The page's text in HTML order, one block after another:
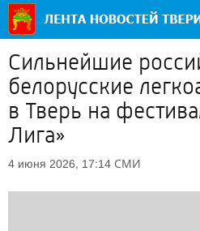
Сильнейшие
белорусские
в Тверь на
Лига»
4 июня 2026, 17:14 СМИ